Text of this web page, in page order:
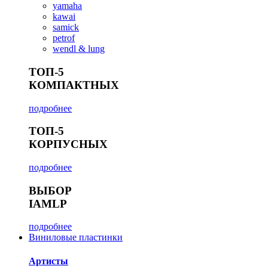
yamaha
kawai
samick
petrof
wendl & lung
ТОП-5
КОМПАКТНЫХ
подробнее
ТОП-5
КОРПУСНЫХ
подробнее
ВЫБОР
IAMLP
подробнее
Виниловые пластинки
Артисты